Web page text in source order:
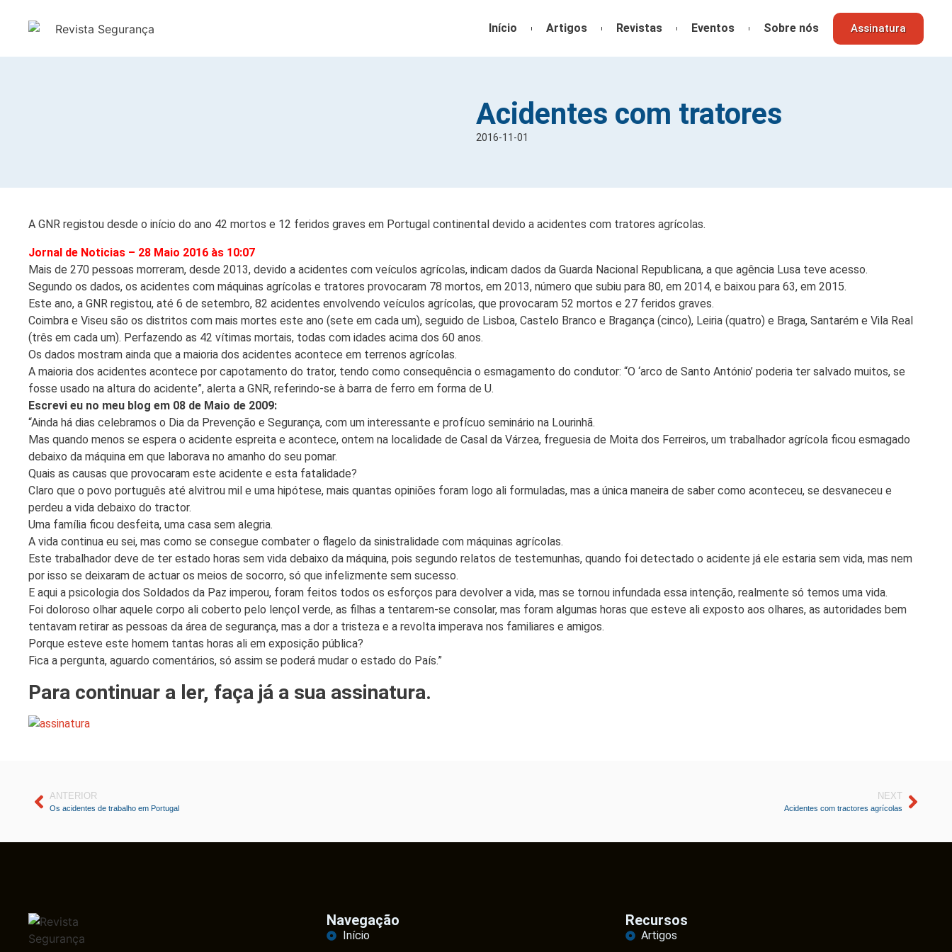
Início Artigos Revistas Eventos Sobre nós Assinatura
Acidentes com tratores
2016-11-01
A GNR registou desde o início do ano 42 mortos e 12 feridos graves em Portugal continental devido a acidentes com tratores agrícolas.
Jornal de Noticias – 28 Maio 2016 às 10:07
Mais de 270 pessoas morreram, desde 2013, devido a acidentes com veículos agrícolas, indicam dados da Guarda Nacional Republicana, a que agência Lusa teve acesso.
Segundo os dados, os acidentes com máquinas agrícolas e tratores provocaram 78 mortos, em 2013, número que subiu para 80, em 2014, e baixou para 63, em 2015.
Este ano, a GNR registou, até 6 de setembro, 82 acidentes envolvendo veículos agrícolas, que provocaram 52 mortos e 27 feridos graves.
Coimbra e Viseu são os distritos com mais mortes este ano (sete em cada um), seguido de Lisboa, Castelo Branco e Bragança (cinco), Leiria (quatro) e Braga, Santarém e Vila Real
(três em cada um). Perfazendo as 42 vítimas mortais, todas com idades acima dos 60 anos.
Os dados mostram ainda que a maioria dos acidentes acontece em terrenos agrícolas.
A maioria dos acidentes acontece por capotamento do trator, tendo como consequência o esmagamento do condutor: “O ‘arco de Santo António’ poderia ter salvado muitos, se
fosse usado na altura do acidente”, alerta a GNR, referindo-se à barra de ferro em forma de U.
Escrevi eu no meu blog em 08 de Maio de 2009:
“Ainda há dias celebramos o Dia da Prevenção e Segurança, com um interessante e profícuo seminário na Lourinhã.
Mas quando menos se espera o acidente espreita e acontece, ontem na localidade de Casal da Várzea, freguesia de Moita dos Ferreiros, um trabalhador agrícola ficou esmagado
debaixo da máquina em que laborava no amanho do seu pomar.
Quais as causas que provocaram este acidente e esta fatalidade?
Claro que o povo português até alvitrou mil e uma hipótese, mais quantas opiniões foram logo ali formuladas, mas a única maneira de saber como aconteceu, se desvaneceu e
perdeu a vida debaixo do tractor.
Uma família ficou desfeita, uma casa sem alegria.
A vida continua eu sei, mas como se consegue combater o flagelo da sinistralidade com máquinas agrícolas.
Este trabalhador deve de ter estado horas sem vida debaixo da máquina, pois segundo relatos de testemunhas, quando foi detectado o acidente já ele estaria sem vida, mas nem
por isso se deixaram de actuar os meios de socorro, só que infelizmente sem sucesso.
E aqui a psicologia dos Soldados da Paz imperou, foram feitos todos os esforços para devolver a vida, mas se tornou infundada essa intenção, realmente só temos uma vida.
Foi doloroso olhar aquele corpo ali coberto pelo lençol verde, as filhas a tentarem-se consolar, mas foram algumas horas que esteve ali exposto aos olhares, as autoridades bem
tentavam retirar as pessoas da área de segurança, mas a dor a tristeza e a revolta imperava nos familiares e amigos.
Porque esteve este homem tantas horas ali em exposição pública?
Fica a pergunta, aguardo comentários, só assim se poderá mudar o estado do País.”
Para continuar a ler, faça já a sua assinatura.
ANTERIOR
Os acidentes de trabalho em Portugal
NEXT
Acidentes com tractores agrícolas
Navegação
Início
Recursos
Artigos